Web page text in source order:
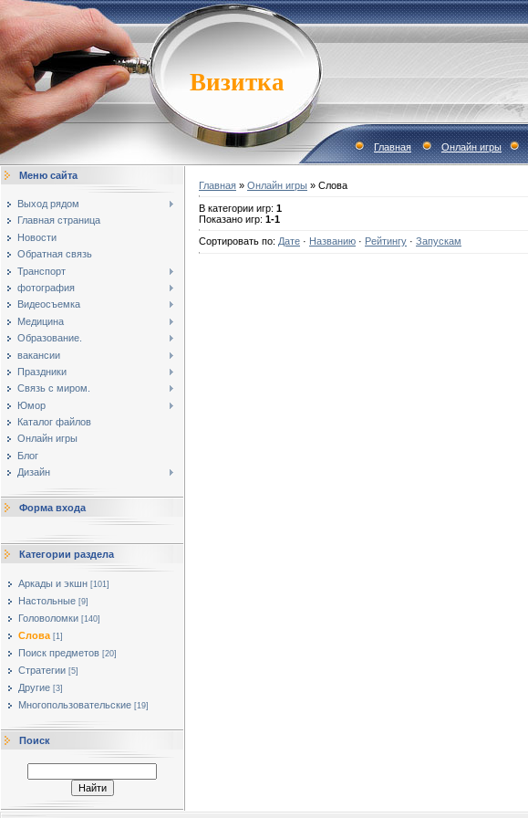
Визитка
Главная Онлайн игры
Меню сайта
Выход рядом
Главная страница
Новости
Обратная связь
Транспорт
фотография
Видеосъемка
Медицина
Образование.
вакансии
Праздники
Связь с миром.
Юмор
Каталог файлов
Онлайн игры
Блог
Дизайн
Форма входа
Категории раздела
Аркады и экшн [101]
Настольные [9]
Головоломки [140]
Слова [1]
Поиск предметов [20]
Стратегии [5]
Другие [3]
Многопользовательские [19]
Поиск
Главная » Онлайн игры » Слова
В категории игр: 1
Показано игр: 1-1
Сортировать по: Дате · Названию · Рейтингу · Запускам